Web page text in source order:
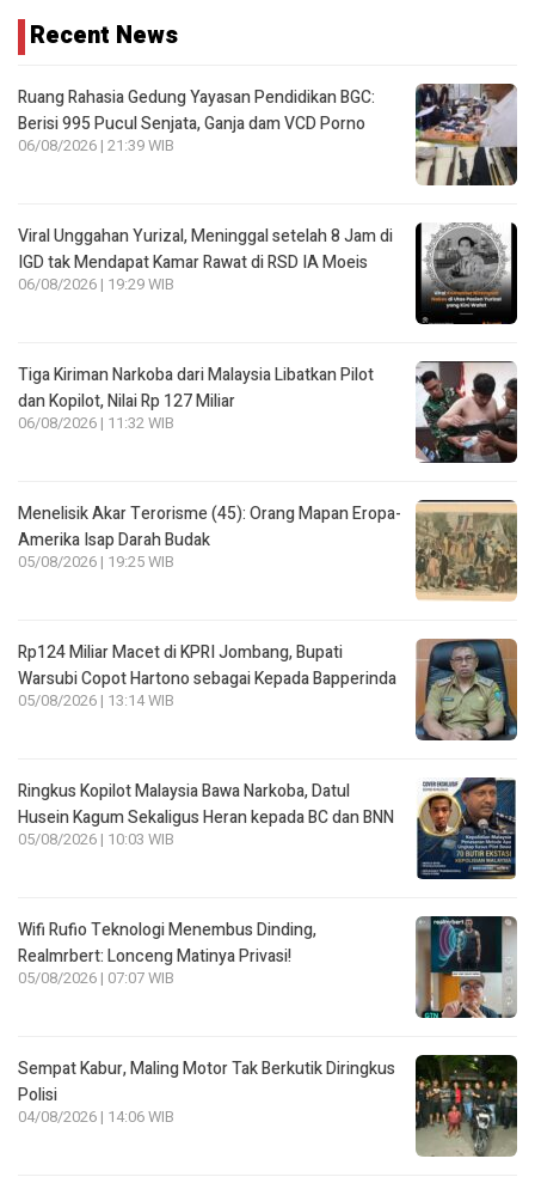
Recent News
Ruang Rahasia Gedung Yayasan Pendidikan BGC:
Berisi 995 Pucul Senjata, Ganja dam VCD Porno
06/08/2026 | 21:39 WIB
Viral Unggahan Yurizal, Meninggal setelah 8 Jam di
IGD tak Mendapat Kamar Rawat di RSD IA Moeis
06/08/2026 | 19:29 WIB
Tiga Kiriman Narkoba dari Malaysia Libatkan Pilot
dan Kopilot, Nilai Rp 127 Miliar
06/08/2026 | 11:32 WIB
Menelisik Akar Terorisme (45): Orang Mapan Eropa-
Amerika Isap Darah Budak
05/08/2026 | 19:25 WIB
Rp124 Miliar Macet di KPRI Jombang, Bupati
Warsubi Copot Hartono sebagai Kepada Bapperinda
05/08/2026 | 13:14 WIB
Ringkus Kopilot Malaysia Bawa Narkoba, Datul
Husein Kagum Sekaligus Heran kepada BC dan BNN
05/08/2026 | 10:03 WIB
Wifi Rufio Teknologi Menembus Dinding,
Realmrbert: Lonceng Matinya Privasi!
05/08/2026 | 07:07 WIB
Sempat Kabur, Maling Motor Tak Berkutik Diringkus
Polisi
04/08/2026 | 14:06 WIB